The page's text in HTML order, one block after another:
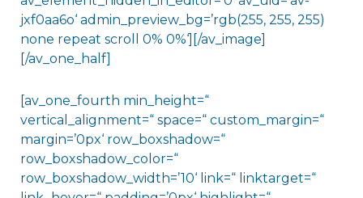
jxf0aa6o‘ admin_preview_bg=’rgb(255, 255, 255)
none repeat scroll 0% 0%‘][/av_image]
[/av_one_half]
[av_one_fourth min_height=“
vertical_alignment=“ space=“ custom_margin=“
margin=’0px‘ row_boxshadow=“
row_boxshadow_color=“
row_boxshadow_width=’10‘ link=“ linktarget=“